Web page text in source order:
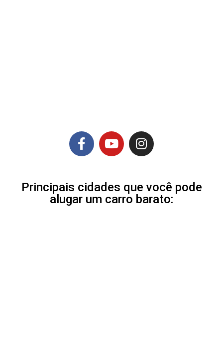
Principais cidades que você pode
alugar um carro barato: